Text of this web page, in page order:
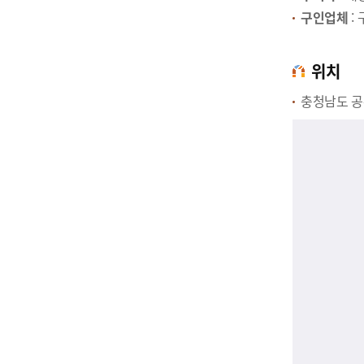
구인업체 :
위치
충청남도